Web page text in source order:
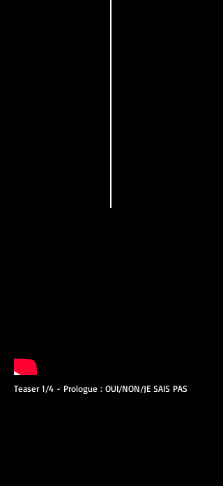
Teaser 1/4 - Prologue : OUI/NON/JE SAIS PAS